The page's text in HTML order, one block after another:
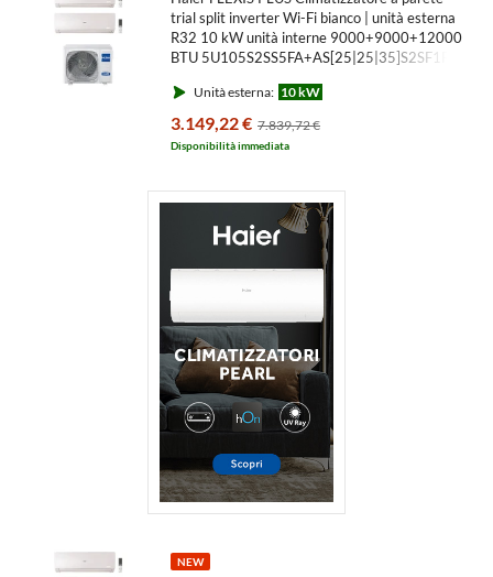
trial split inverter Wi-Fi bianco | unità esterna
R32 10 kW unità interne 9000+9000+12000
BTU 5U105S2SS5FA+AS[25|25|35]S2SF1FA-
Unità esterna: 10 kW
3.149,22 € 7.839,72 €
Disponibilità immediata
NEW